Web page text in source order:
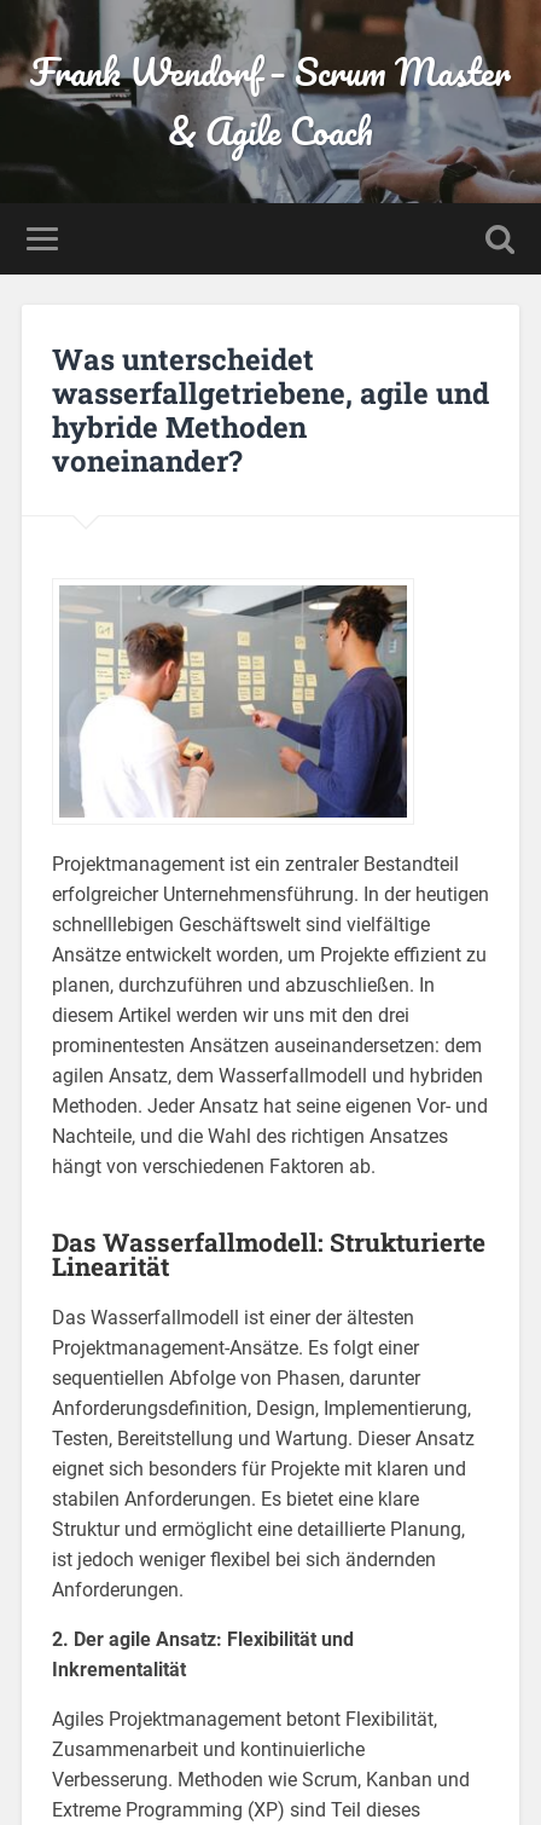
Frank Wendorf – Scrum Master
& Agile Coach
Was unterscheidet
wasserfallgetriebene, agile und
hybride Methoden
voneinander?
Projektmanagement ist ein zentraler Bestandteil
erfolgreicher Unternehmensführung. In der heutigen
schnelllebigen Geschäftswelt sind vielfältige
Ansätze entwickelt worden, um Projekte effizient zu
planen, durchzuführen und abzuschließen. In
diesem Artikel werden wir uns mit den drei
prominentesten Ansätzen auseinandersetzen: dem
agilen Ansatz, dem Wasserfallmodell und hybriden
Methoden. Jeder Ansatz hat seine eigenen Vor- und
Nachteile, und die Wahl des richtigen Ansatzes
hängt von verschiedenen Faktoren ab.
Das Wasserfallmodell: Strukturierte
Linearität
Das Wasserfallmodell ist einer der ältesten
Projektmanagement-Ansätze. Es folgt einer
sequentiellen Abfolge von Phasen, darunter
Anforderungsdefinition, Design, Implementierung,
Testen, Bereitstellung und Wartung. Dieser Ansatz
eignet sich besonders für Projekte mit klaren und
stabilen Anforderungen. Es bietet eine klare
Struktur und ermöglicht eine detaillierte Planung,
ist jedoch weniger flexibel bei sich ändernden
Anforderungen.
2. Der agile Ansatz: Flexibilität und
Inkrementalität
Agiles Projektmanagement betont Flexibilität,
Zusammenarbeit und kontinuierliche
Verbesserung. Methoden wie Scrum, Kanban und
Extreme Programming (XP) sind Teil dieses